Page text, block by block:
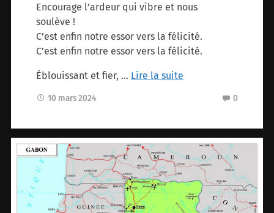
Encourage l’ardeur qui vibre et nous
soulève !
C’est enfin notre essor vers la félicité.
C’est enfin notre essor vers la félicité.
Éblouissant et fier, … Lire la suite
10 mars 2024 0